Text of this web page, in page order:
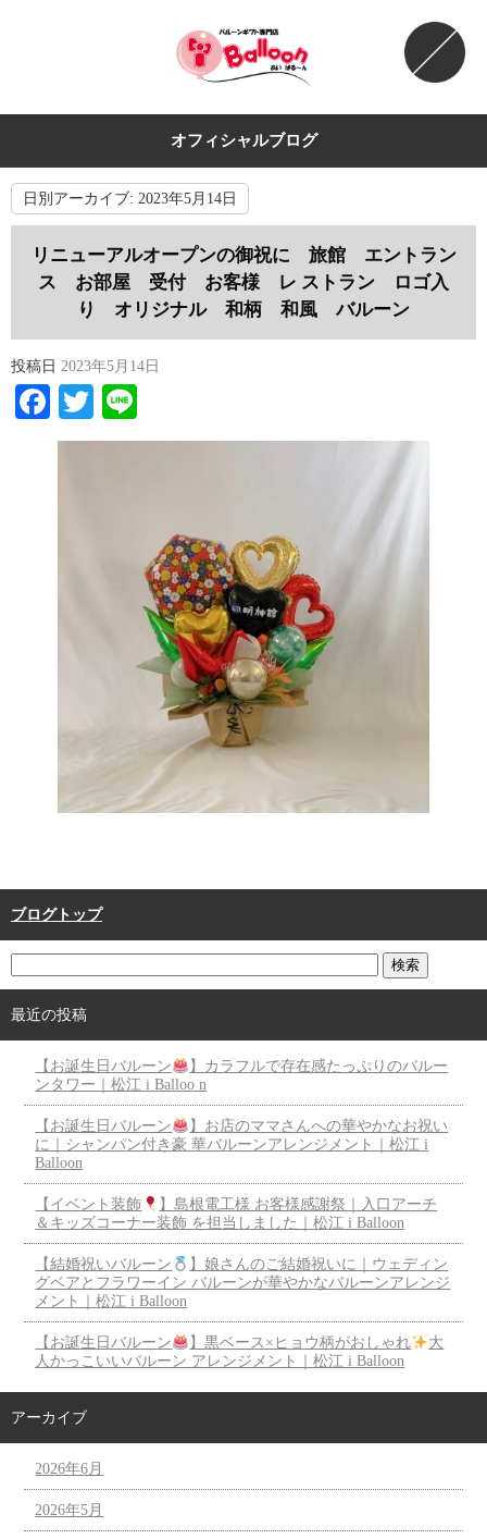
オフィシャルブログ
日別アーカイブ: 2023年5月14日
リニューアルオープンの御祝に 旅館 エントラン
ス お部屋 受付 お客様 レ ストラン ロゴ入
り オリジナル 和柄 和風 バルーン
投稿日 2023年5月14日
Facebook
Twitter
ブログトップ
最近の投稿
【お誕生日バルーン
】カラフルで存在感たっぷりのバルー
ンタワー｜松江 i Balloo n
【お誕生日バルーン
】お店のママさんへの華やかなお祝い
に｜シャンパン付き豪 華バルーンアレンジメント｜松江 i
Balloon
【イベント装飾
】島根電工様 お客様感謝祭｜入口アーチ
＆キッズコーナー装飾 を担当しました｜松江 i Balloon
【結婚祝いバルーン
】娘さんのご結婚祝いに｜ウェディン
グベアとフラワーイン バルーンが華やかなバルーンアレンジ
メント｜松江 i Balloon
【お誕生日バルーン 】黒ベース×ヒョウ柄がおしゃれ
大
人かっこいいバルーン アレンジメント｜松江 i Balloon
アーカイブ
2026年6月
2026年5月